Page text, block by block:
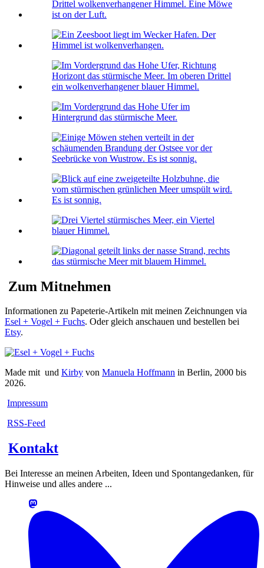
Zum Mitnehmen
Informationen zu Papeterie-Artikeln mit meinen Zeichnungen via
Esel + Vogel + Fuchs. Oder gleich anschauen und bestellen bei
Etsy.
Made mit und Kirby von Manuela Hoffmann in Berlin, 2000 bis
2026.
Impressum
RSS-Feed
Kontakt
Bei Interesse an meinen Arbeiten, Ideen und Spontangedanken, für
Hinweise und alles andere ...